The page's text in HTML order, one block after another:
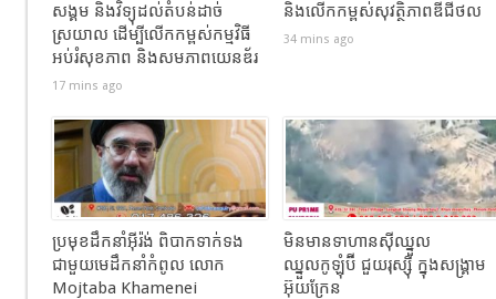
សង្គម និងវិទ្យុដល់តំបន់ដាច់
ស្រយាល ដើម្បីលើកកម្ពស់កម្មវិធី
អប់រំសុខភាព និងសមភាពយេនឌ័រ
17 mins ago
និងលើកកម្ពស់សុវត្ថិភាពឌីជីថល
34 mins ago
ប្រមុខដឹកនាំអ៊ីរ៉ង់ ពិបាកទាក់ទង
ជាមួយមេដឹកនាំកំពូល លោក
Mojtaba Khamenei
មិនមានទាហានស៊ីឈ្នួល
ឈ្នួលកូឡុំប៊ី ជួយរុស្ស៊ី ក្នុងសង្រ្គាម
អ៊ុយក្រែន